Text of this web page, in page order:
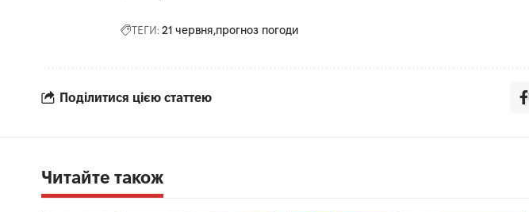
ТЕГИ: 21 червня прогноз погоди
Поділитися цією статтею
Читайте також